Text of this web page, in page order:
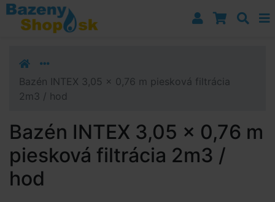
Prejsť k navigácii
Prejsť na obsah
Prejsť k bočnému stĺpci
Bazén INTEX 3,05 x 0,76 m piesková filtrácia
2m3 / hod
Bazén INTEX 3,05 x 0,76 m
piesková filtrácia 2m3 /
hod